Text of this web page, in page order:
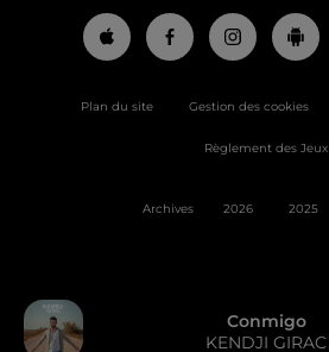
Conmigo
KENDJI GIRAC
Plan du site Gestion des cookies
Règlement des Jeux
Archives 2026 2025